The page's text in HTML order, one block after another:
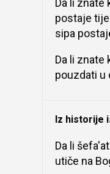
Da li znate
postaje
sipa
Da li znate
pouzdati u
Iz historije
Da li
utiče na